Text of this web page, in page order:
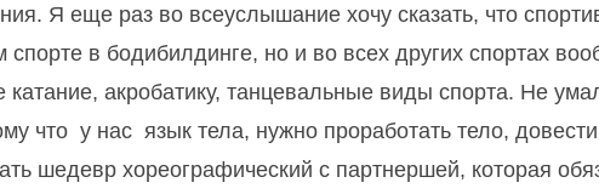
Я еще раз во всеуслышание хочу сказать, что
спорте в бодибилдинге, но и во всех других спортах
акробатику, танцевальные виды спорта. Не
что у нас язык тела, нужно проработать тело,
шедевр хореографический с партнершей, которая